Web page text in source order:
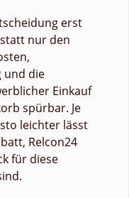
erst
nur den
und die
Einkauf
spürbar. Je
leichter lässt
Relcon24
für diese